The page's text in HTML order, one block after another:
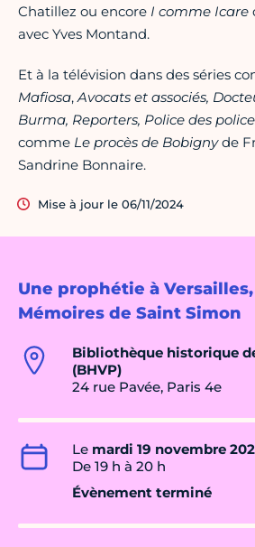
Une prophétie à
Mémoires de Saint Simon
Bibliothèque historique
(BHVP)
24 rue Pavée, Paris 4e
Le mardi 19 novembre
De 19 h à 20 h
Évènement terminé
Chatillez ou encore I comme Icare
avec Yves Montand.
Et à la télévision dans des séries
Mafiosa,Avocats et associés,
Burma, Reporters, Police des
comme Le procès de Bobignyde
Sandrine Bonnaire.
Mise à jour le 06/11/2024